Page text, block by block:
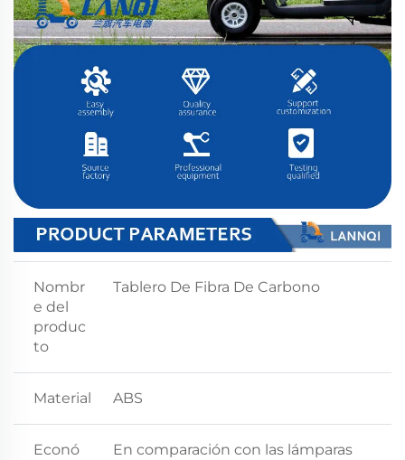
Nombr
e del
produc
to
Tablero De Fibra De Carbono
Material ABS
Econó
En comparación con las lámparas